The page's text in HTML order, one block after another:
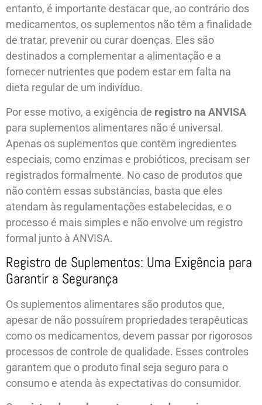
entanto, é importante destacar que, ao contrário dos
medicamentos, os suplementos não têm a finalidade
de tratar, prevenir ou curar doenças. Eles são
destinados a complementar a alimentação e a
fornecer nutrientes que podem estar em falta na
dieta regular de um indivíduo.
Por esse motivo, a exigência de registro na ANVISA
para suplementos alimentares não é universal.
Apenas os suplementos que contêm ingredientes
especiais, como enzimas e probióticos, precisam ser
registrados formalmente. No caso de produtos que
não contêm essas substâncias, basta que eles
atendam às regulamentações estabelecidas, e o
processo é mais simples e não envolve um registro
formal junto à ANVISA.
Registro de Suplementos: Uma Exigência para
Garantir a Segurança
Os suplementos alimentares são produtos que,
apesar de não possuírem propriedades terapêuticas
como os medicamentos, devem passar por rigorosos
processos de controle de qualidade. Esses controles
garantem que o produto final seja seguro para o
consumo e atenda às expectativas do consumidor.